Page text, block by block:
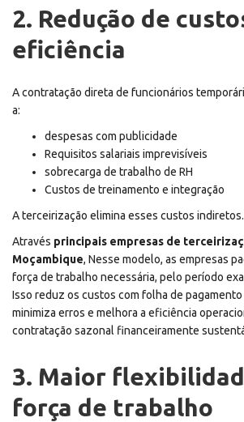
2. Redução de
eficiência
A contratação direta de funcionários
a:
despesas com publicidade
Requisitos salariais imprevisíveis
sobrecarga de trabalho de RH
Custos de treinamento e integração
A terceirização elimina esses custos indiretos.
Através principais empresas de
Moçambique, Nesse modelo, as empresas
força de trabalho necessária, pelo período
Isso reduz os custos com folha de
minimiza erros e melhora a eficiência
contratação sazonal financeiramente
3. Maior
força de trabalho